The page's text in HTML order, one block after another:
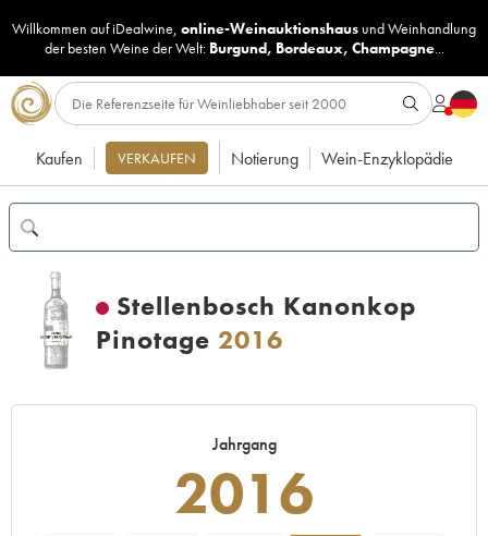
Willkommen auf iDealwine, online-Weinauktionshaus undWeinhandlung
der besten Weine der Welt: Burgund, Bordeaux, Champagne...
Kaufen VERKAUFEN Notierung Wein-Enzyklopädie
Stellenbosch Kanonkop
Pinotage 2016
Jahrgang
2016